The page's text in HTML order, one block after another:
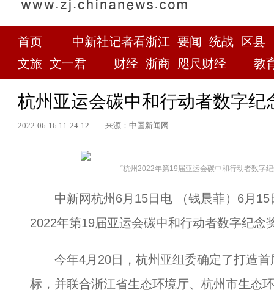
首页 中新社记者看浙江 要闻 统战
区县
文旅 文一君 财经 浙商 咫尺财经 教
杭州亚运会碳中和行动者数字纪
2022-06-16 11:24:12 来源：中国新闻网
“杭州2022年第19届亚运会碳中和行动者数字
中新网杭州6月15日电 （钱晨菲）6月15
2022年第19届亚运会碳中和行动者数字纪念
今年4月20日，杭州亚组委确定了打造首
标，并联合浙江省生态环境厅、杭州市生态